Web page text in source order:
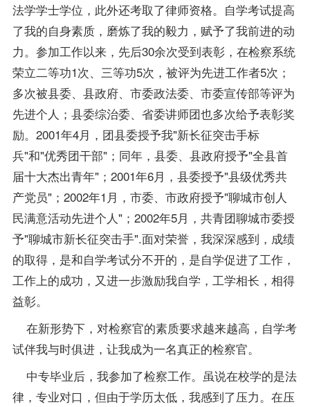
法学学士学位，此外还考取了律师资格。自学考试提高
了我的自身素质，磨炼了我的毅力，赋予了我前进的动
力。参加工作以来，先后30余次受到表彰，在检察系统
荣立二等功1次、三等功5次，被评为先进工作者5次；
多次被县委、县政府、市委政法委、市委宣传部等评为
先进个人；县委综治委、省委讲师团也多次给予表彰奖
励。2001年4月，团县委授予我"新长征突击手标
兵"和"优秀团干部"；同年，县委、县政府授予"全县首
届十大杰出青年"；2001年6月，县委授予"县级优秀共
产党员"；2002年1月，市委、市政府授予"聊城市创人
民满意活动先进个人"；2002年5月，共青团聊城市委授
予"聊城市新长征突击手".面对荣誉，我深深感到， 成绩
的取得，是和自学考试分不开的，是自学促进了工作，
工作上的成功，又进一步激励我自学，工学相长，相得
益彰。
在新形势下，对检察官的素质要求越来越高，自学考
试伴我与时俱进，让我成为一名真正的检察官。
中专毕业后，我参加了检察工作。虽说在校学的是法
律，专业对口，但由于学历太低，我感到了压力。在压